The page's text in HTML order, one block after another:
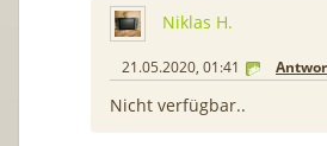
Niklas H.
21.05.2020, 01:41
Nicht verfügbar..